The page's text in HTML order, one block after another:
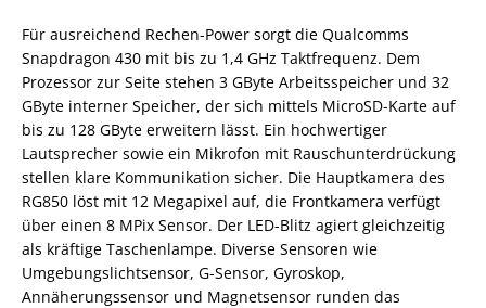
Für ausreichend Rechen-Power sorgt die Qualcomms
Snapdragon 430 mit bis zu 1,4 GHz Taktfrequenz. Dem
Prozessor zur Seite stehen 3 GByte Arbeitsspeicher und 32
GByte interner Speicher, der sich mittels MicroSD-Karte auf
bis zu 128 GByte erweitern lässt. Ein hochwertiger
Lautsprecher sowie ein Mikrofon mit Rauschunterdrückung
stellen klare Kommunikation sicher. Die Hauptkamera des
RG850 löst mit 12 Megapixel auf, die Frontkamera verfügt
über einen 8 MPix Sensor. Der LED-Blitz agiert gleichzeitig
als kräftige Taschenlampe. Diverse Sensoren wie
Umgebungslichtsensor, G-Sensor, Gyroskop,
Annäherungssensor und Magnetsensor runden das